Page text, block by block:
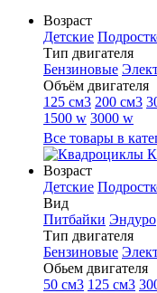
Возраст
Детские
Тип двигателя
Бензиновые
Объём двигателя
125 см3 200 см3
1500 w 3000 w
Все товары в
Возраст
Детские
Вид
Питбайки Эндуро
Тип двигателя
Бензиновые
Обьем двигателя
50 см3 125 см3